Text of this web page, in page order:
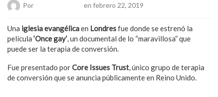
Por en febrero 22, 2019
Una iglesia evangélicaen Londresfue donde se estrenó la
película ‘Once gay’, un documental de lo “maravillosa” que
puede ser la terapia de conversión.
Fue presentado porCore Issues Trust, único grupo de terapia
de conversión que se anuncia públicamente en Reino Unido.